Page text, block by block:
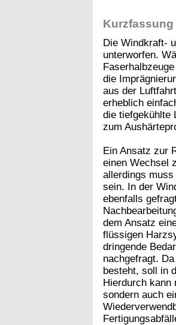
Kurzfassung
Die Windkraft-
unterworfen.
die
aus der
erheblich
die tiefgekühlte
zum
Ein Ansatz zur
einen Wechsel
allerdings
sein. In der
ebenfalls
dem Ansatz
flüssigen
dringende
nachgefragt.
besteht, soll in
Hierdurch kann
sondern auch